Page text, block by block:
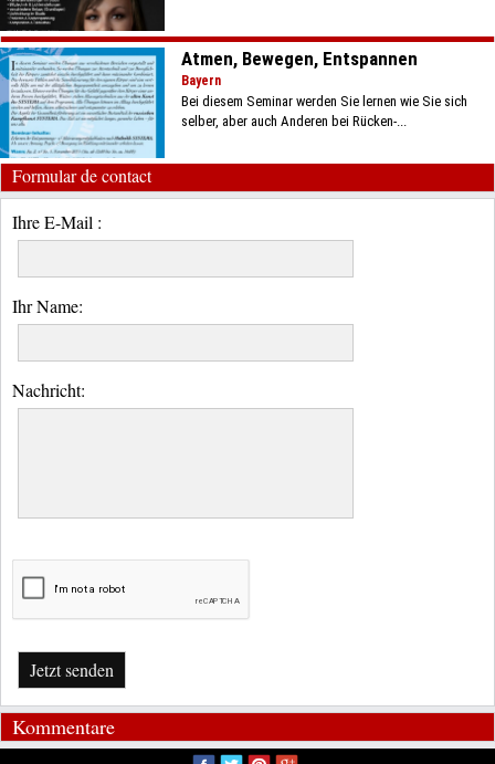
Atmen, Bewegen, Entspannen
Bayern
Bei diesem Seminar werden Sie lernen wie Sie sich
selber, aber auch Anderen bei Rücken-...
Formular de contact
Ihre E-Mail :
Ihr Name:
Nachricht:
Jetzt senden
Kommentare